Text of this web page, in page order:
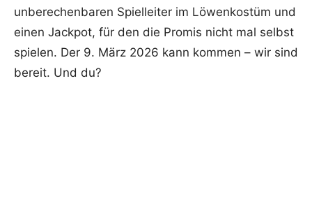
unberechenbaren Spielleiter im Löwenkostüm und
einen Jackpot, für den die Promis nicht mal selbst
spielen. Der 9. März 2026 kann kommen – wir sind
bereit. Und du?